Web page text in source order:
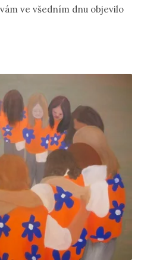
ve všedním dnu objevilo